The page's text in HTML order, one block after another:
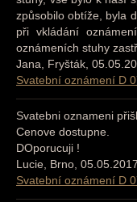
způsobilo obtíže, byla
při vkládání
oznámeních stuhy
Jana, Fryšták,
Svatební oznámení D
Svatebni oznameni
Cenove dostupne.
DOporucuji !
Lucie, Brno, 05.05.2017
Svatební oznámení D